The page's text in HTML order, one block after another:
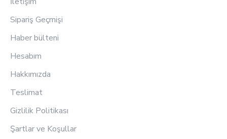
Sipariş Geçmişi
Haber bülteni
Hesabım
Hakkımızda
Teslimat
Gizlilik Politikası
Şartlar ve Koşullar